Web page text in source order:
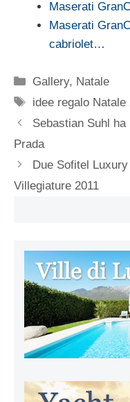
Maserati
Maserati
cabriolet…
Categorie
Gallery, Natale
Tag
idee regalo Natale
Sebastian Suhl
Prada
Due Sofitel
Villegiature 2011